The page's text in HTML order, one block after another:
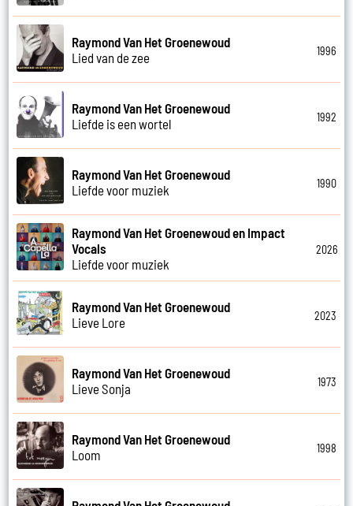
Raymond Van Het Groenewoud
Lied van de zee
1996
Raymond Van Het Groenewoud
Liefde is een wortel
1992
Raymond Van Het Groenewoud
Liefde voor muziek
1990
Raymond Van Het Groenewoud en Impact
Vocals
Liefde voor muziek
2026
Raymond Van Het Groenewoud
Lieve Lore
2023
Raymond Van Het Groenewoud
Lieve Sonja
1973
Raymond Van Het Groenewoud
Loom
1998